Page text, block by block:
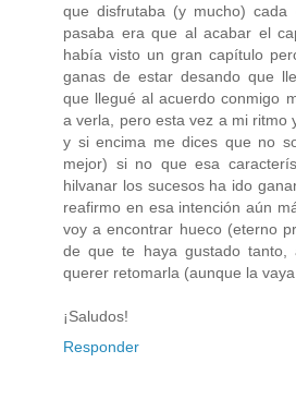
que disfrutaba (y mucho)
pasaba era que al acabar el
había visto un gran capítulo
ganas de estar desando que
que llegué al acuerdo conmigo
a verla, pero esta vez a mi ritmo
y si encima me dices que no
mejor) si no que esa
hilvanar los sucesos ha ido
reafirmo en esa intención aún
voy a encontrar hueco (eterno
de que te haya gustado tanto,
querer retomarla (aunque la
¡Saludos!
Responder